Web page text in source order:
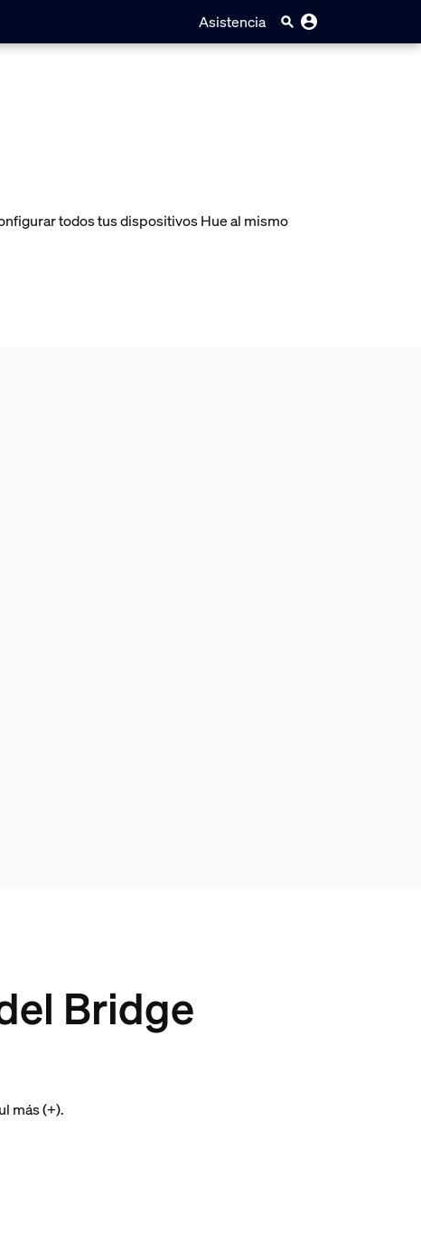
Asistencia
todos tus dispositivos Hue al mismo
Bridge
más (+).